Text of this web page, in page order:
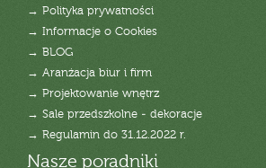
→ Polityka prywatności
→ Informacje o Cookies
→ BLOG
→ Aranżacja biur i firm
→ Projektowanie wnętrz
→ Sale przedszkolne - dekoracje
→ Regulamin do 31.12.2022 r.
Nasze poradniki